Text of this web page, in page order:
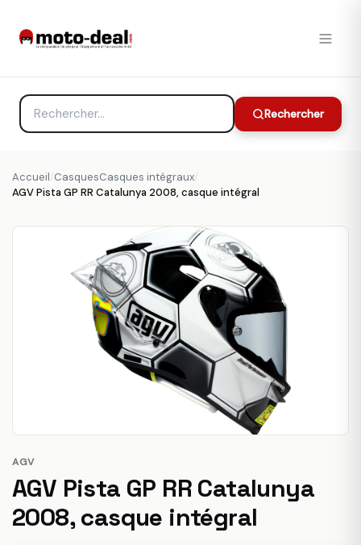
Rechercher
Accueil/CasquesCasques intégraux/
AGV Pista GP RR Catalunya 2008, casque intégral
AGV
AGV Pista GP RR Catalunya
2008, casque intégral